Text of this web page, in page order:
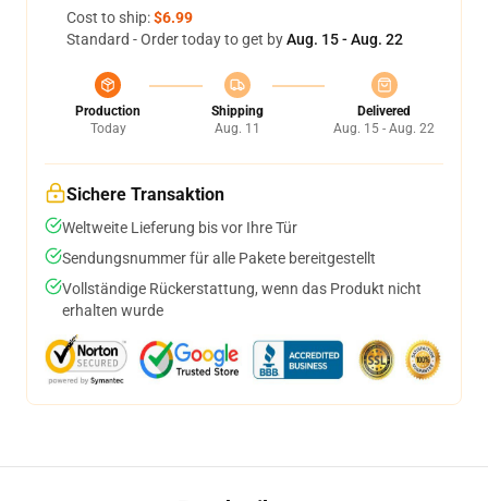
Cost to ship:$6.99
Standard - Order today to get byAug. 15 - Aug. 22
Production
Today
Shipping
Aug. 11
Delivered
Aug. 15 - Aug. 22
Sichere Transaktion
Weltweite Lieferung bis vor Ihre Tür
Sendungsnummer für alle Pakete bereitgestellt
Vollständige Rückerstattung, wenn das Produkt nicht
erhalten wurde